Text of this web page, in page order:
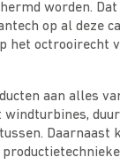
worden.
op al deze
het octrooirecht
aan alles
windturbines,
Daarnaast